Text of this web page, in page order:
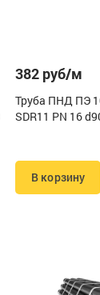
382 руб/м
Труба ПНД ПЭ
SDR11 PN 16
В корзину